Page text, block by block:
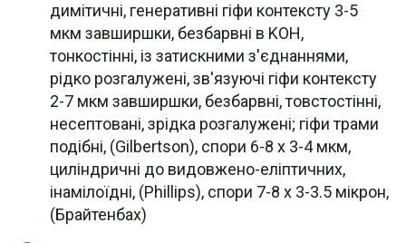
димітичні, генеративні гіфи контексту 3-5
мкм завширшки, безбарвні в KOH,
тонкостінні, із затискними з'єднаннями,
рідко розгалужені, зв'язуючі гіфи контексту
2-7 мкм завширшки, безбарвні, товстостінні,
несептовані, зрідка розгалужені; гіфи трами
подібні, (Gilbertson), спори 6-8 х 3-4 мкм,
циліндричні до видовжено-еліптичних,
інамілоїдні, (Phillips), спори 7-8 х 3-3.5 мікрон,
(Брайтенбах)